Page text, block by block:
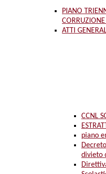
PIANO
ATTI
CCNL
piano
divieto